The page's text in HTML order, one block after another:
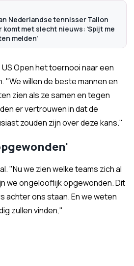
Nederlandse tennisser Tallon
komt met slecht nieuws: 'Spijt me
melden'
Open het toernooi naar een
"We willen de beste mannen en
zien als ze samen en tegen
er vertrouwen in dat de
zouden zijn over deze kans."
"Nu we zien welke teams zich al
we ongelooflijk opgewonden. Dit
achter ons staan. En we weten
zullen vinden,"